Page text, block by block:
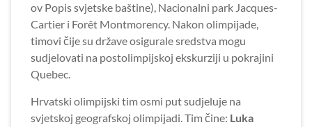
ov Popis svjetske baštine), Nacionalni park Jacques-
Cartier i Forêt Montmorency. Nakon olimpijade,
timovi čije su države osigurale sredstva mogu
sudjelovati na postolimpijskoj ekskurziji u pokrajini
Quebec.
Hrvatski olimpijski tim osmi put sudjeluje na
svjetskoj geografskoj olimpijadi. Tim čine: Luka